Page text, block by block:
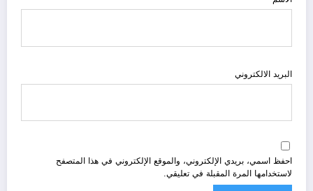
البريد الالكتروني
احفظ اسمي، بريدي الإلكتروني، والموقع الإلكتروني في هذا المتصفح
لاستخدامها المرة المقبلة في تعليقي.